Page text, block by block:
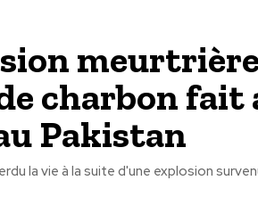
charbon fait
Pakistan
la vie à la suite d'une explosion